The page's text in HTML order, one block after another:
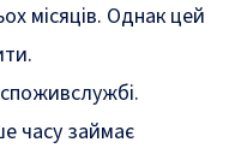
місяців. Однак цей
часу займає